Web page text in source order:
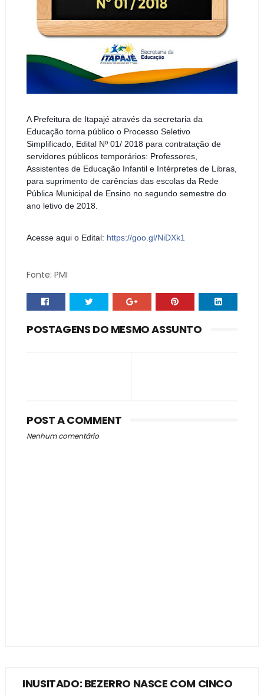
A Prefeitura de Itapajé através da secretaria da
Educação torna público o Processo Seletivo
Simplificado, Edital Nº 01/ 2018 para contratação de
servidores públicos temporários: Professores,
Assistentes de Educação Infantil e Intérpretes de Libras,
para suprimento de carências das escolas da Rede
Pública Municipal de Ensino no segundo semestre do
ano letivo de 2018.
Acesse aqui o Edital: https://goo.gl/NiDXk1
Fonte: PMI
POSTAGENS DO MESMO ASSUNTO
POST A COMMENT
Nenhum comentário
INUSITADO: BEZERRO NASCE COM CINCO